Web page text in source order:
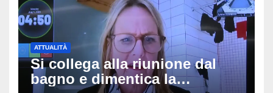
ATTUALITÀ
Si collega alla riunione dal
bagno e dimentica la